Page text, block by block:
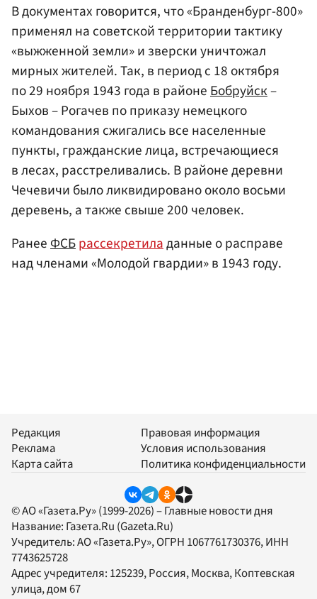
В документах говорится, что «Бранденбург-800»
применял на советской территории тактику
«выжженной земли» и зверски уничтожал
мирных жителей. Так, в период с 18 октября
по 29 ноября 1943 года в районеБобруйск–
Быхов – Рогачев по приказу немецкого
командования сжигались все населенные
пункты, гражданские лица, встречающиеся
в лесах, расстреливались. В районе деревни
Чечевичи было ликвидировано около восьми
деревень, а также свыше 200 человек.
РанееФСБрассекретиладанные о расправе
над членами «Молодой гвардии» в 1943 году.
Редакция
Реклама
Карта сайта
Правовая информация
Условия использования
Политика конфиденциальности
© АО «Газета.Ру» (1999-2026) – Главные новости дня
Название: Газета.Ru (Gazeta.Ru)
Учредитель:АО «Газета.Ру», ОГРН 1067761730376, ИНН
7743625728
Адрес учредителя: 125239, Россия, Москва, Коптевская
улица, дом 67